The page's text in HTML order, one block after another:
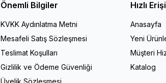
Önemli Bilgiler
KVKK Aydınlatma Metni
Mesafeli Satış Sözleşmesi
Teslimat Koşulları
Gizlilik ve Ödeme Güvenliği
Üyelik Sözleşmesi
Hızlı
Anasayfa
Yeni
Müşteri
Katalog